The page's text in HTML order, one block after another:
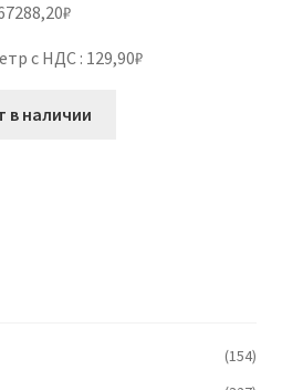
₽
с НДС : 129,90₽
в наличии
(154)